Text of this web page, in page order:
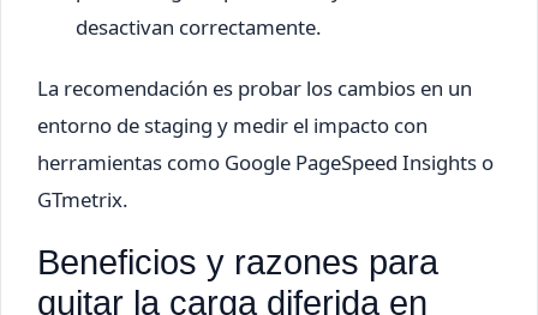
desactivan correctamente.
La recomendación es probar los cambios en un
entorno de staging y medir el impacto con
herramientas como Google PageSpeed Insights o
GTmetrix.
Beneficios y razones para
quitar la carga diferida en